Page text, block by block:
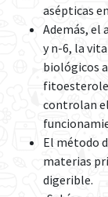
asépticas
Además, el
y n-6, la
biológicos
controlan
El método
materias
digerible.